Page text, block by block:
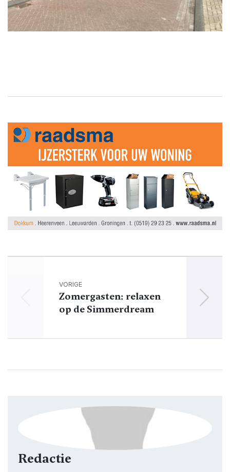
VORIGE
Zomergasten: relaxen
op de Simmerdream
Redactie